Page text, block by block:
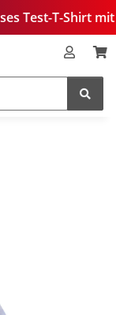
T-Shirt mit